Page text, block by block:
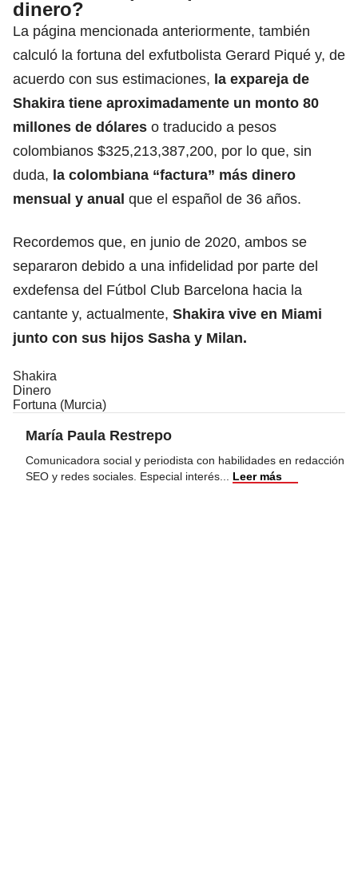
dinero?
La página mencionada anteriormente, también
calculó la fortuna del exfutbolista Gerard Piqué y, de
acuerdo con sus estimaciones, la expareja de
Shakira tiene aproximadamente un monto 80
millones de dólares o traducido a pesos
colombianos $325,213,387,200, por lo que, sin
duda, la colombiana “factura” más dinero
mensual y anual que el español de 36 años.
Recordemos que, en junio de 2020, ambos se
separaron debido a una infidelidad por parte del
exdefensa del Fútbol Club Barcelona hacia la
cantante y, actualmente, Shakira vive en Miami
junto con sus hijos Sasha y Milan.
Shakira
Dinero
Fortuna (Murcia)
María Paula Restrepo
Comunicadora social y periodista con habilidades en redacción
SEO y redes sociales. Especial interés
Leer más